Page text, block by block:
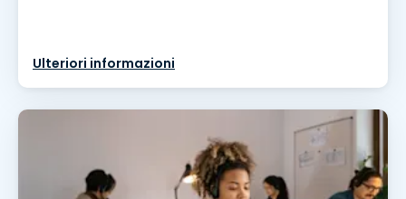
Ulteriori informazioni